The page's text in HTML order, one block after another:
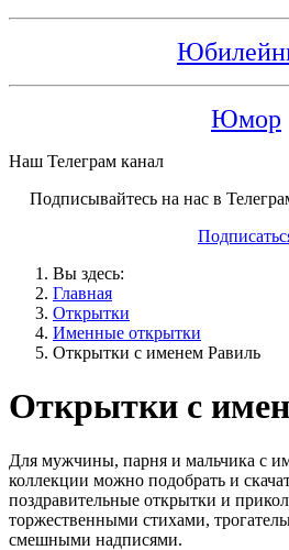
Юмор
Наш Телеграм канал
Подписывайтесь на нас в
Вы здесь:
Главная
Открытки
Именные открытки
Открытки с именем Равиль
Открытки с
Для мужчины, парня и мальчика с
коллекции можно подобрать и
поздравительные открытки и
торжественными стихами,
смешными надписями.